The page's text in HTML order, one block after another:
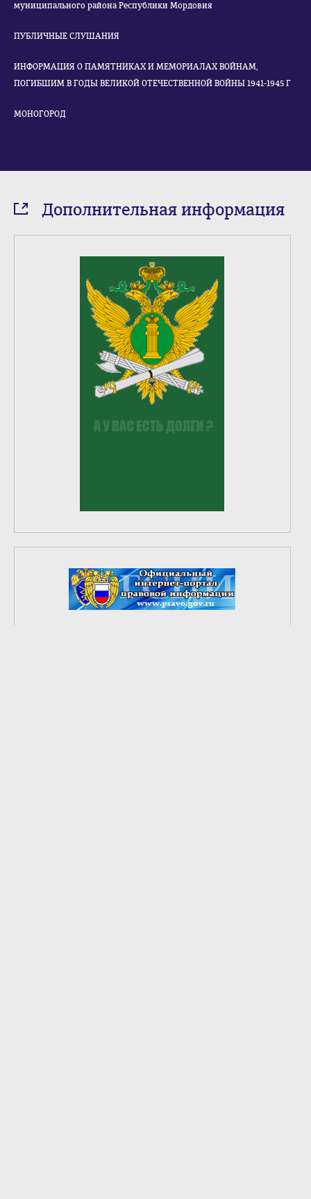
муниципального района Республики Мордовия
ПУБЛИЧНЫЕ СЛУШАНИЯ
ИНФОРМАЦИЯ О ПАМЯТНИКАХ И МЕМОРИАЛАХ ВОЙНАМ,
ПОГИБШИМ В ГОДЫ ВЕЛИКОЙ ОТЕЧЕСТВЕННОЙ ВОЙНЫ 1941-1945 Г
МОНОГОРОД
Дополнительная информация